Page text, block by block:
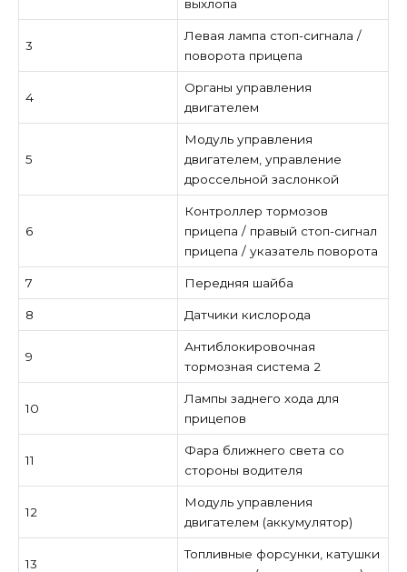
выхлопа
3
Левая лампа стоп-сигнала /
поворота прицепа
4
Органы управления
двигателем
5
Модуль управления
двигателем, управление
дроссельной заслонкой
6
Контроллер тормозов
прицепа / правый стоп-сигнал
прицепа / указатель поворота
7 Передняя шайба
8 Датчики кислорода
9
Антиблокировочная
тормозная система 2
10
Лампы заднего хода для
прицепов
11
Фара ближнего света со
стороны водителя
12
Модуль управления
двигателем (аккумулятор)
13
Топливные форсунки, катушки